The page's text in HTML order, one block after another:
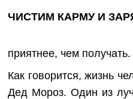
ЧИСТИМ КАРМУ И
приятнее, чем
Как говорится, жизнь
Дед Мороз. Один из